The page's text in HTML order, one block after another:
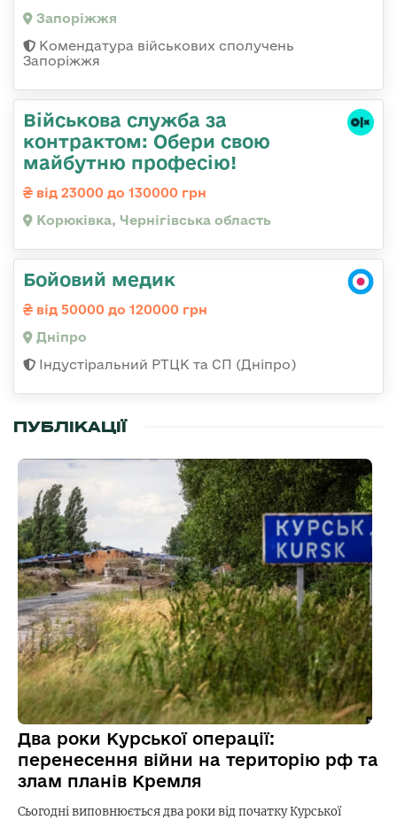
Запоріжжя
Комендатура військових сполучень
Запоріжжя
Військова служба за
контрактом: Обери свою
майбутню професію!
від 23000 до 130000 грн
Корюківка, Чернігівська область
Бойовий медик
від 50000 до 120000 грн
Дніпро
Індустіральний РТЦК та СП (Дніпро)
ПУБЛІКАЦІЇ
Два роки Курської операції:
перенесення війни на територію рф та
злам планів Кремля
Сьогодні виповнюється два роки від початку Курської